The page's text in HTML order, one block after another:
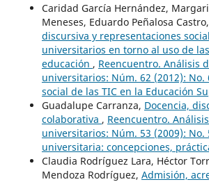
Caridad García Hernández,
Meneses, Eduardo Peñalosa Castro,
discursiva y representaciones
universitarios en torno al uso de
educación , Reencuentro. Análisis
universitarios: Núm. 62 (2012): No.
social de las TIC en la Educación
Guadalupe Carranza, Docencia,
colaborativa , Reencuentro.
universitarios: Núm. 53 (2009): No.
universitaria: concepciones,
Claudia Rodríguez Lara, Héctor
Mendoza Rodríguez, Admisión,